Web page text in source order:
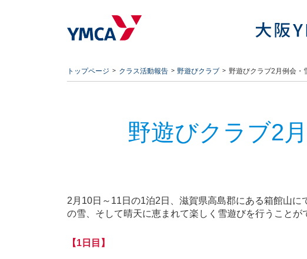
トップページ クラス活動報告 野遊びクラブ 野遊びクラブ2月例会・
野遊びクラブ2
2月10日～11日の1泊2日、滋賀県高島郡にある箱館山に
の雪、そして晴天に恵まれて楽しく雪遊びを行うことが
【1日目】